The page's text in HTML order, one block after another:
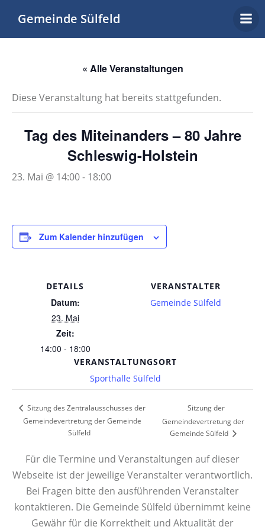
springen
Gemeinde Sülfeld
« Alle Veranstaltungen
Diese Veranstaltung hat bereits stattgefunden.
Tag des Miteinanders – 80 Jahre
Schleswig-Holstein
23. Mai @ 14:00- 18:00
Zum Kalender hinzufügen
DETAILS
Datum:
23. Mai
Zeit:
14:00 - 18:00
VERANSTALTUNGSORT
Sporthalle Sülfeld
VERANSTALTER
Gemeinde Sülfeld
Sitzung des Zentralausschusses der
Gemeindevertretung der Gemeinde
Sülfeld
Sitzung der
Gemeindevertretung der
Gemeinde Sülfeld
Für die Termine und Veranstaltungen auf dieser
Webseite ist der jeweilige Veranstalter verantwortlich.
Bei Fragen bitte den ausführenden Veranstalter
kontaktieren. Die Gemeinde Sülfeld übernimmt keine
Gewähr für die Korrektheit und Aktualität der